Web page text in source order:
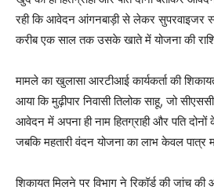
रही कि आवेदन आंगनबाड़ी से लेकर सुपरवाइजर
करीब एक साल तक उसके खाते में योजना की राशि
मामले का खुलासा आरटीआई कार्यकर्ता की
आया कि मुढ़ीपार निवासी तिलोक साहू, जो
आवेदन में अपना ही नाम हितग्राही और पति दोनों
जबकि महतारी वंदन योजना का लाभ केवल पात्र
शिकायत मिलने पर विभाग ने रिकॉर्ड की जांच